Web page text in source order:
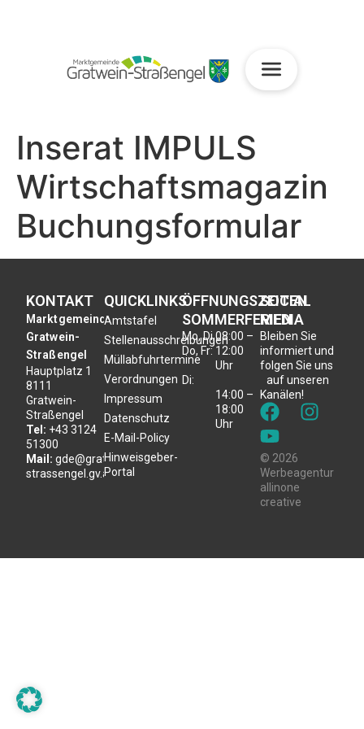
Inserat IMPULS
Wirtschaftsmagazin
Buchungsformular
KONTAKT
Marktgemeinde
Gratwein-
Straßengel
Hauptplatz 1
8111
Gratwein-
Straßengel
Tel: +43 3124
51300
Mail: gde@gratwein-
strassengel.gv.at
QUICKLINKS
Amtstafel
Stellenausschreibungen
Müllabfuhrtermine
Verordnungen
Impressum
Datenschutz
E-Mail-Policy
Hinweisgeber-
Portal
ÖFFNUNGSZEITEN
SOMMERFERIEN
Mo, Di,
Do, Fr:
Di:
08:00 –
12:00
Uhr
14:00 –
18:00
Uhr
SOCIAL
MEDIA
Bleiben Sie
informiert und
folgen Sie uns
auf unseren
Kanälen!
© 2026
Werbeagentur
allinone
creative